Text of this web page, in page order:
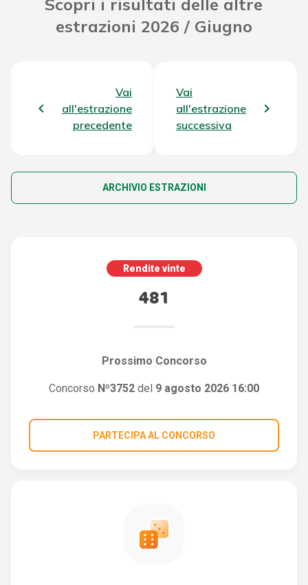
Scopri i risultati delle altre
estrazioni 2026 / Giugno
Vai
all'estrazione
precedente
Vai
all'estrazione
successiva
ARCHIVIO ESTRAZIONI
Rendite vinte
481
Prossimo Concorso
Concorso Nº3752 del 9 agosto 2026 16:00
PARTECIPA AL CONCORSO